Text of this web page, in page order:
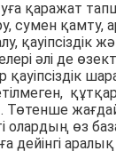
қаражат
сумен қамту,
қауіпсіздік
әлі де
олардың өз
дейінгі